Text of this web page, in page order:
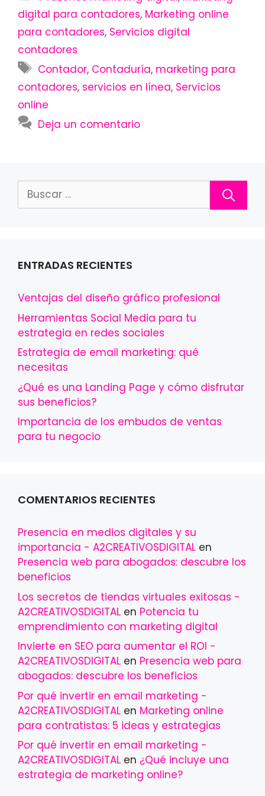
digital para contadores, Marketing online
para contadores, Servicios digital
contadores
Etiquetas
Contador, Contaduría, marketing para
contadores, servicios en línea, Servicios
online
Deja un comentario
Buscar:
ENTRADAS RECIENTES
Ventajas del diseño gráfico profesional
Herramientas Social Media para tu
estrategia en redes sociales
Estrategia de email marketing: qué
necesitas
¿Qué es una Landing Page y cómo disfrutar
sus beneficios?
Importancia de los embudos de ventas
para tu negocio
COMENTARIOS RECIENTES
Presencia en medios digitales y su
importancia - A2CREATIVOSDIGITAL en
Presencia web para abogados: descubre los
beneficios
Los secretos de tiendas virtuales exitosas -
A2CREATIVOSDIGITAL en Potencia tu
emprendimiento con marketing digital
Invierte en SEO para aumentar el ROI -
A2CREATIVOSDIGITAL en Presencia web para
abogados: descubre los beneficios
Por qué invertir en email marketing -
A2CREATIVOSDIGITAL en Marketing online
para contratistas: 5 ideas y estrategias
Por qué invertir en email marketing -
A2CREATIVOSDIGITAL en ¿Qué incluye una
estrategia de marketing online?